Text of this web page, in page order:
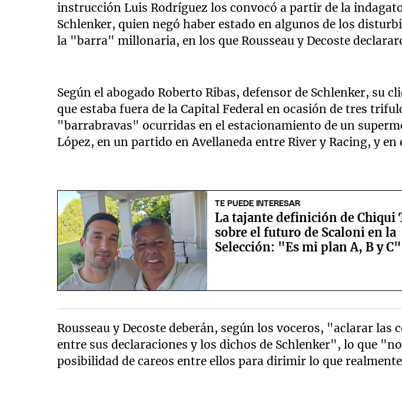
instrucción Luis Rodríguez los convocó a partir de la
Schlenker, quien negó haber estado en algunos de los
la "barra" millonaria, en los que Rousseau y Decoste
Según el abogado Roberto Ribas, defensor de Schlenker, su
que estaba fuera de la Capital Federal en ocasión de tres
"barrabravas" ocurridas en el estacionamiento de un
López, en un partido en Avellaneda entre River y Racing, y
TE PUEDE INTERESAR
La tajante definición de Chiqui
sobre el futuro de Scaloni en la
Selección: "Es mi plan A, B y C"
Rousseau y Decoste deberán, según los voceros, "aclarar las
entre sus declaraciones y los dichos de Schlenker", lo que
posibilidad de careos entre ellos para dirimir lo que